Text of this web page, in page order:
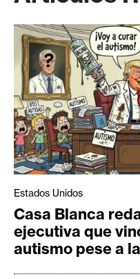
Estados Unidos
Casa Blanca
ejecutiva que
autismo pese a